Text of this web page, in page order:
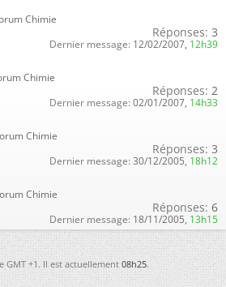
Chimie
Réponses: 3
Dernier message: 12/02/2007, 12h39
Chimie
Réponses: 2
Dernier message: 02/01/2007, 14h33
Chimie
Réponses: 3
Dernier message: 30/12/2005, 18h12
Chimie
Réponses: 6
Dernier message: 18/11/2005, 13h15
GMT +1. Il est actuellement08h25.